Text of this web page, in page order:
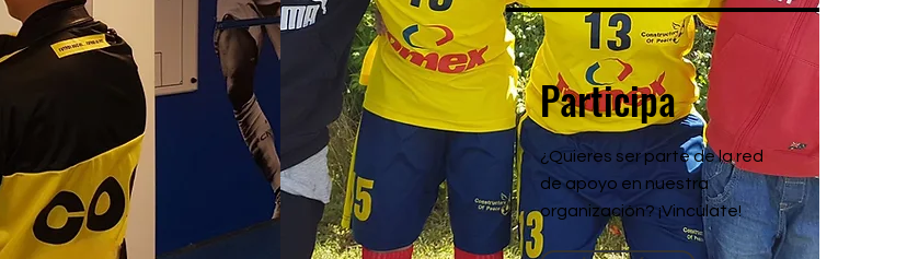
Participa
¿Quieres ser parte de la red
de apoyo en nuestra
organización? ¡Vincúlate!